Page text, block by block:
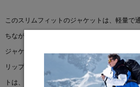
このスリムフィットのジャケットは、軽量で
ちながら、パフォーマンスの限界に挑みます
ジャケット」を耐久性と軽量性を兼ね備えた
リップストップでアップデート。季節の変わ
トは、通気性と保温性を提供します。収納力